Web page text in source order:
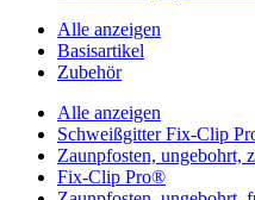
Alle anzeigen
Basisartikel
Zubehör
Alle anzeigen
Schweißgitter Fix-Clip
Zaunpfosten, ungebohrt,
Fix-Clip Pro®